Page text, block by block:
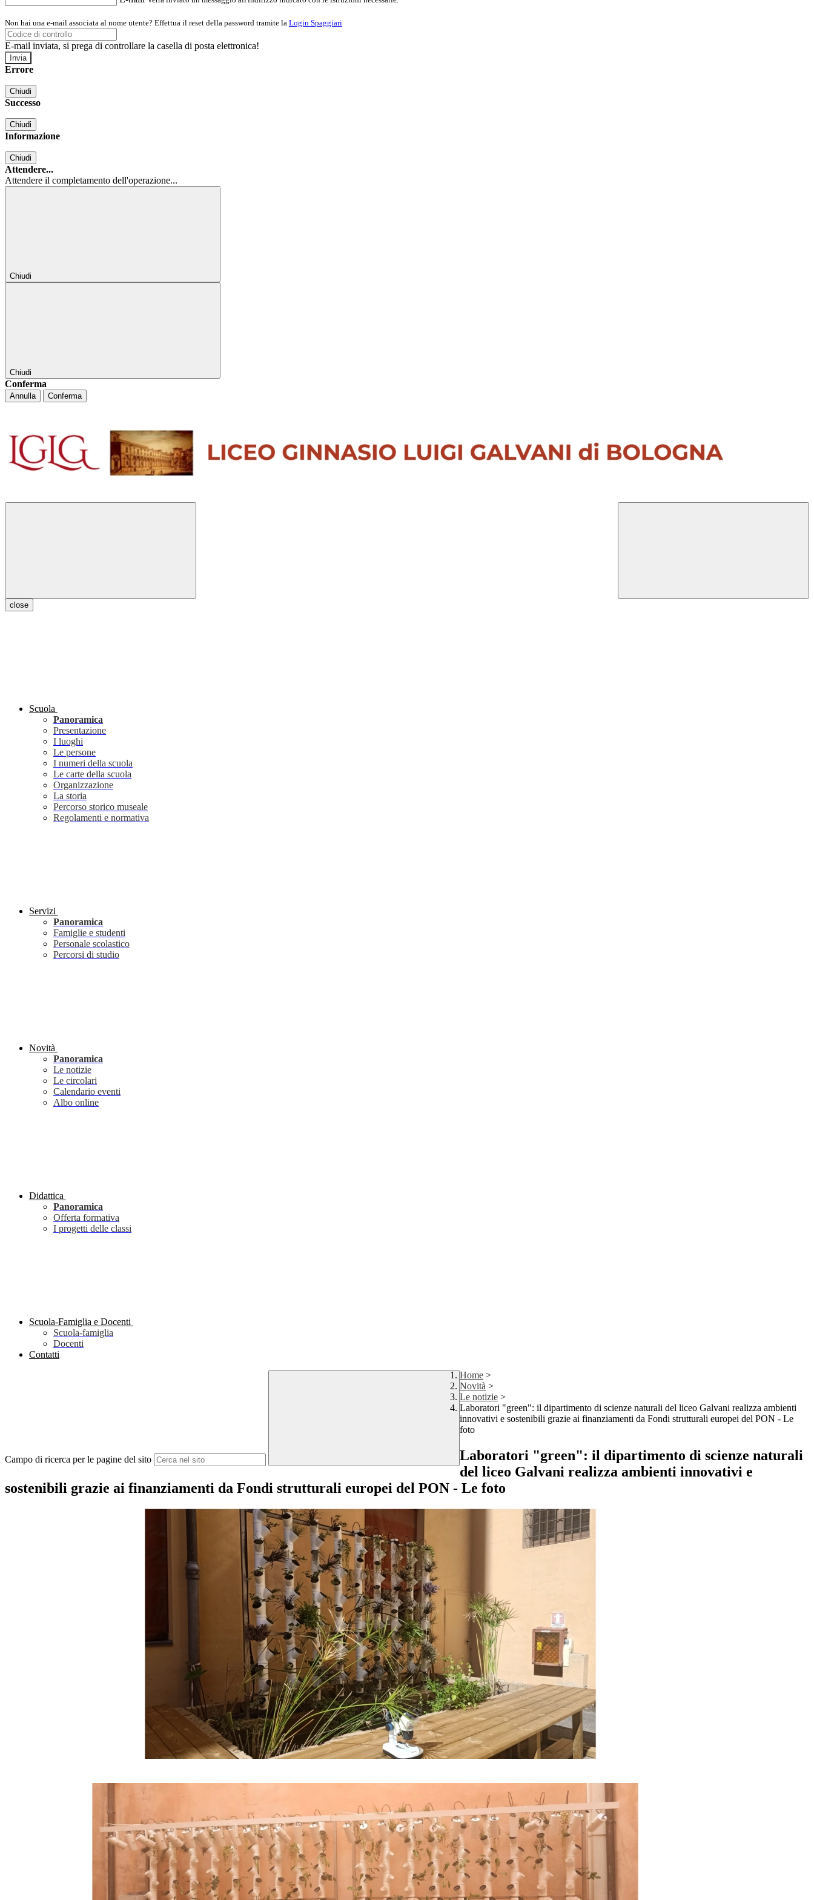
Non hai una e-mail associata al nome utente? Effettua il reset della password tramite la Login Spaggiari
E-mail inviata, si prega di controllare la casella di posta elettronica!
Errore
Chiudi
Successo
Chiudi
Informazione
Chiudi
Attendere...
Attendere il completamento dell'operazione...
Chiudi
Chiudi
Conferma
Annulla Conferma
close
Scuola
Panoramica
Presentazione
I luoghi
Le persone
I numeri della scuola
Le carte della scuola
Organizzazione
La storia
Percorso storico museale
Regolamenti e normativa
Servizi
Panoramica
Famiglie e studenti
Personale scolastico
Percorsi di studio
Novità
Panoramica
Le notizie
Le circolari
Calendario eventi
Albo online
Didattica
Panoramica
Offerta formativa
I progetti delle classi
Scuola-Famiglia e Docenti
Scuola-famiglia
Docenti
Contatti
Campo di ricerca per le pagine del sito
Home >
Novità >
Le notizie >
Laboratori "green": il dipartimento di scienze naturali del liceo Galvani realizza ambienti
innovativi e sostenibili grazie ai finanziamenti da Fondi strutturali europei del PON - Le
foto
Laboratori "green": il dipartimento di scienze naturali
del liceo Galvani realizza ambienti innovativi e
sostenibili grazie ai finanziamenti da Fondi strutturali europei del PON - Le foto